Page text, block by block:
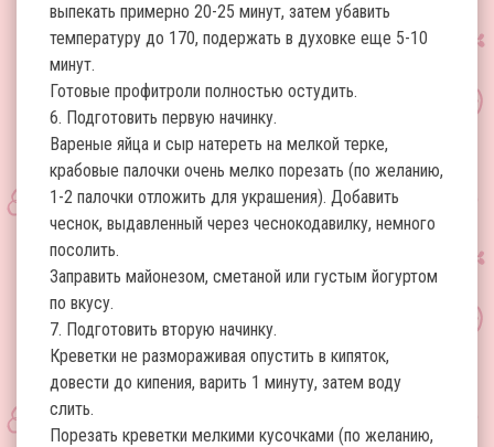
выпекать примерно 20-25 минут, затем убавить
температуру до 170, подержать в духовке еще 5-10
минут.
Готовые профитроли полностью остудить.
6. Подготовить первую начинку.
Вареные яйца и сыр натереть на мелкой терке,
крабовые палочки очень мелко порезать (по желанию,
1-2 палочки отложить для украшения). Добавить
чеснок, выдавленный через чеснокодавилку, немного
посолить.
Заправить майонезом, сметаной или густым йогуртом
по вкусу.
7. Подготовить вторую начинку.
Креветки не размораживая опустить в кипяток,
довести до кипения, варить 1 минуту, затем воду
слить.
Порезать креветки мелкими кусочками (по желанию,